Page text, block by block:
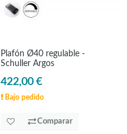
Plafón Ø40 regulable -
Schuller Argos
422,00 €
Bajo pedido
Comparar